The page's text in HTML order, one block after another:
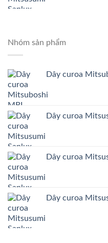
Nhóm sản phẩm
Dây curoa
Dây curoa
Dây curoa
Dây curoa